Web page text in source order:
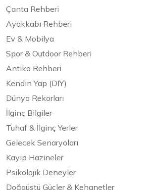
Çanta Rehberi
Ayakkabı Rehberi
Ev & Mobilya
Spor & Outdoor Rehberi
Antika Rehberi
Kendin Yap (DIY)
Dünya Rekorları
İlginç Bilgiler
Tuhaf & İlginç Yerler
Gelecek Senaryoları
Kayıp Hazineler
Psikolojik Deneyler
Doğaüstü Güçler & Kehanetler